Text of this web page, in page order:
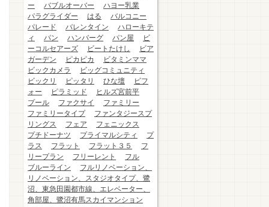
ー
バブルオーバー
ハヨー乳業
パラグライダー
はる
バルコニー
パレード
バレンタイン
ハローキテ
ィ
パン ハンバーグ パン屋
ビ
ーコルセアーズ
ビートたけし
ビア
ガーデン
ピカピカ
ビタミンママ
ビックカメラ
ビッグコミュニティ
ビックリ
ピッタリ ひな壇
ビフ
ォー
ピラミッド
ヒルズ宮前平
プール
ファクサイ
ファミリー
ファミリータイプ
ファンタジースプ
リングス
フェア
フェニックス
プチドーナツ
プライマルシティ
プ
ラス
フラット フラット３５
フ
リープラン
フリーレント
フル
ブルーライン
フルリノベーション、
リノベーション、スタジオタイプ、鷺
沼、東急田園都市線、エレベーター、
角部屋、鷺沼有馬スカイマンション